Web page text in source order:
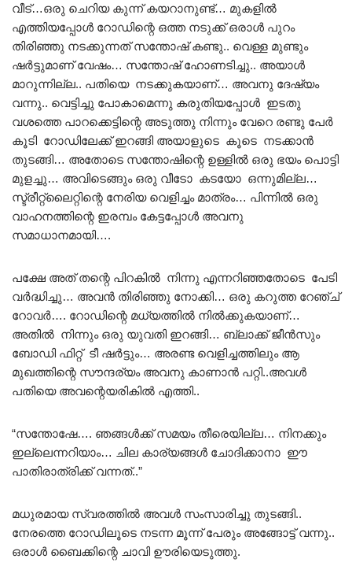
വീട്…ഒരു ചെറിയ കുന്ന് കയറാനുണ്ട്… മുകളിൽ
എത്തിയപ്പോൾ റോഡിന്റെ ഒത്ത നടുക്ക് ഒരാൾ പുറം
തിരിഞ്ഞു നടക്കുന്നത് സന്തോഷ്‌ കണ്ടു.. വെള്ള മുണ്ടും
ഷർട്ടുമാണ് വേഷം… സന്തോഷ് ഹോണടിച്ചു.. അയാൾ
മാറുന്നില്ല.. പതിയെ നടക്കുകയാണ്… അവനു ദേഷ്യം
വന്നു.. വെട്ടിച്ചു പോകാമെന്നു കരുതിയപ്പോൾ ഇടതു
വശത്തെ പാറക്കെട്ടിന്റെ അടുത്തു നിന്നും വേറെ രണ്ടു പേർ
കൂടി റോഡിലേക്ക് ഇറങ്ങി അയാളുടെ കൂടെ നടക്കാൻ
തുടങ്ങി… അതോടെ സന്തോഷിന്റെ ഉള്ളിൽ ഒരു ഭയം പൊട്ടി
മുളച്ചു… അവിടെങ്ങും ഒരു വീടോ കടയോ ഒന്നുമില്ല…
സ്ട്രീറ്റ്ലൈറ്റിന്റെ നേരിയ വെളിച്ചം മാത്രം… പിന്നിൽ ഒരു
വാഹനത്തിന്റെ ഇരമ്പം കേട്ടപ്പോൾ അവനു
സമാധാനമായി….
പക്ഷേ അത് തന്റെ പിറകിൽ നിന്നു എന്നറിഞ്ഞതോടെ പേടി
വർദ്ധിച്ചു… അവൻ തിരിഞ്ഞു നോക്കി… ഒരു കറുത്ത റേഞ്ച്
റോവർ…. റോഡിന്റെ മധ്യത്തിൽ നിൽക്കുകയാണ്…
അതിൽ നിന്നും ഒരു യുവതി ഇറങ്ങി… ബ്ലാക്ക് ജീൻസും
ബോഡി ഫിറ്റ്‌ ടീ ഷർട്ടും… അരണ്ട വെളിച്ചത്തിലും ആ
മുഖത്തിന്റെ സൗന്ദര്യം അവനു കാണാൻ പറ്റി..അവൾ
പതിയെ അവന്റെയരികിൽ എത്തി..
“സന്തോഷേ…. ഞങ്ങൾക്ക് സമയം തീരെയില്ല… നിനക്കും
ഇല്ലെന്നറിയാം… ചില കാര്യങ്ങൾ ചോദിക്കാനാ ഈ
പാതിരാത്രിക്ക് വന്നത്..”
മധുരമായ സ്വരത്തിൽ അവൾ സംസാരിച്ചു തുടങ്ങി..
നേരത്തെ റോഡിലൂടെ നടന്ന മൂന്ന് പേരും അങ്ങോട്ട് വന്നു..
ഒരാൾ ബൈക്കിന്റെ ചാവി ഊരിയെടുത്തു.